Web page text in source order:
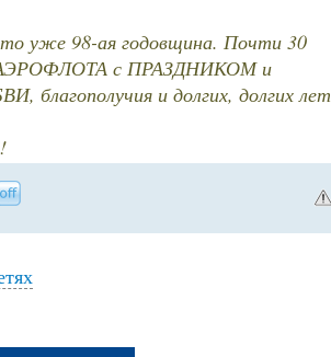
уже 98-ая годовщина. Почти 30
АЭРОФЛОТА с ПРАЗДНИКОМ и
и долгих, долгих лет